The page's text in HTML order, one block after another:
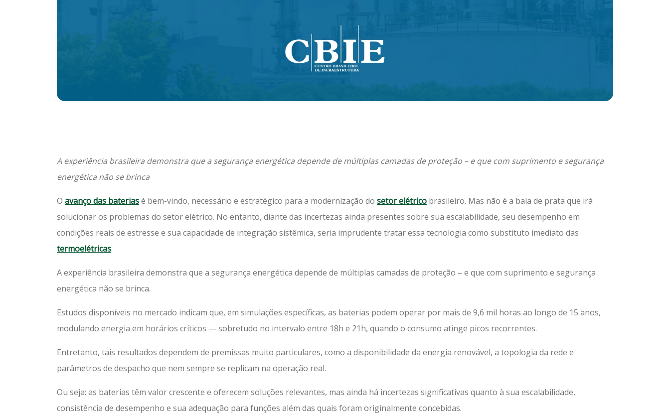
A experiência brasileira demonstra que a segurança energética depende de múltiplas camadas de proteção – e que com suprimento e segurança
energética não se brinca
O avanço das bateriasé bem-vindo, necessário e estratégico para a modernização do setor elétrico brasileiro. Mas não é a bala de prata que irá
solucionar os problemas do setor elétrico. No entanto, diante das incertezas ainda presentes sobre sua escalabilidade, seu desempenho em
condições reais de estresse e sua capacidade de integração sistêmica, seria imprudente tratar essa tecnologia como substituto imediato das
termoelétricas.
A experiência brasileira demonstra que a segurança energética depende de múltiplas camadas de proteção – e que com suprimento e segurança
energética não se brinca.
Estudos disponíveis no mercado indicam que, em simulações específicas, as baterias podem operar por mais de 9,6 mil horas ao longo de 15 anos,
modulando energia em horários críticos — sobretudo no intervalo entre 18h e 21h, quando o consumo atinge picos recorrentes.
Entretanto, tais resultados dependem de premissas muito particulares, como a disponibilidade da energia renovável, a topologia da rede e
parâmetros de despacho que nem sempre se replicam na operação real.
Ou seja: as baterias têm valor crescente e oferecem soluções relevantes, mas ainda há incertezas significativas quanto à sua escalabilidade,
consistência de desempenho e sua adequação para funções além das quais foram originalmente concebidas.